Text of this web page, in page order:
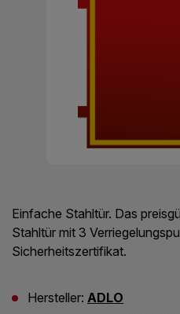
Einfache Stahltür. Das
Stahltür mit 3
Sicherheitszertifikat.
Hersteller: ADLO